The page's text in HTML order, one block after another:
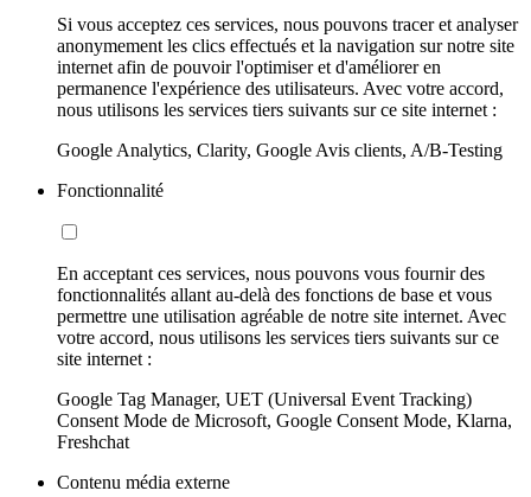
Si vous acceptez ces services, nous pouvons tracer et analyser
anonymement les clics effectués et la navigation sur notre site
internet afin de pouvoir l'optimiser et d'améliorer en
permanence l'expérience des utilisateurs. Avec votre accord,
nous utilisons les services tiers suivants sur ce site internet :
Google Analytics, Clarity, Google Avis clients, A/B-Testing
Fonctionnalité
En acceptant ces services, nous pouvons vous fournir des
fonctionnalités allant au-delà des fonctions de base et vous
permettre une utilisation agréable de notre site internet. Avec
votre accord, nous utilisons les services tiers suivants sur ce
site internet :
Google Tag Manager, UET (Universal Event Tracking)
Consent Mode de Microsoft, Google Consent Mode, Klarna,
Freshchat
Contenu média externe